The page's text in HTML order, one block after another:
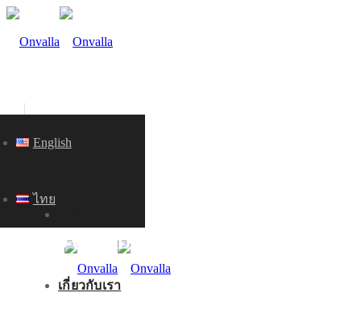
เกี่ยวกับเรา
English
ไทย
KNOWLEDGE